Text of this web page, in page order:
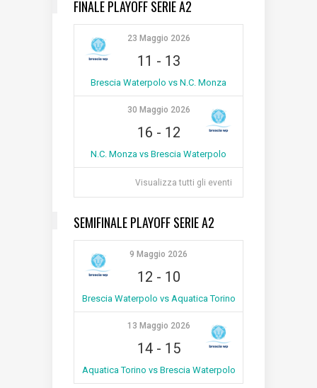
FINALE PLAYOFF SERIE A2
23 Maggio 2026
11 - 13
Brescia Waterpolo vs N.C. Monza
30 Maggio 2026
16 - 12
N.C. Monza vs Brescia Waterpolo
Visualizza tutti gli eventi
SEMIFINALE PLAYOFF SERIE A2
9 Maggio 2026
12 - 10
Brescia Waterpolo vs Aquatica Torino
13 Maggio 2026
14- 15
Aquatica Torino vs Brescia Waterpolo